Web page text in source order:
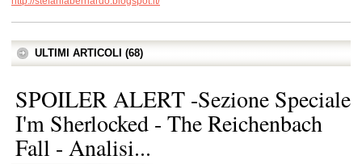
ULTIMI ARTICOLI (68)
SPOILER ALERT -Sezione Speciale
I'm Sherlocked - The Reichenbach
Fall - Analisi...